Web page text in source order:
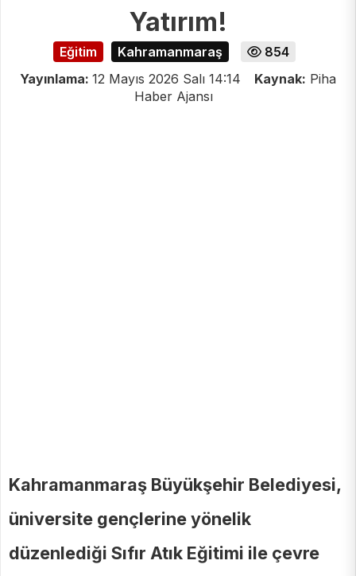
Yatırım!
Eğitim Kahramanmaraş
854
Yayınlama: 12 Mayıs 2026 Salı 14:14 Kaynak: Piha
Haber Ajansı
Kahramanmaraş Büyükşehir Belediyesi,
üniversite gençlerine yönelik
düzenlediği Sıfır Atık Eğitimi ile çevre